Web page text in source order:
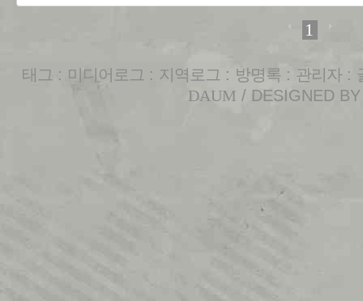
1
태그 : 미디어로그 : 지역로그 : 방명록 : 관리자 :
DAUM / DESIGNED